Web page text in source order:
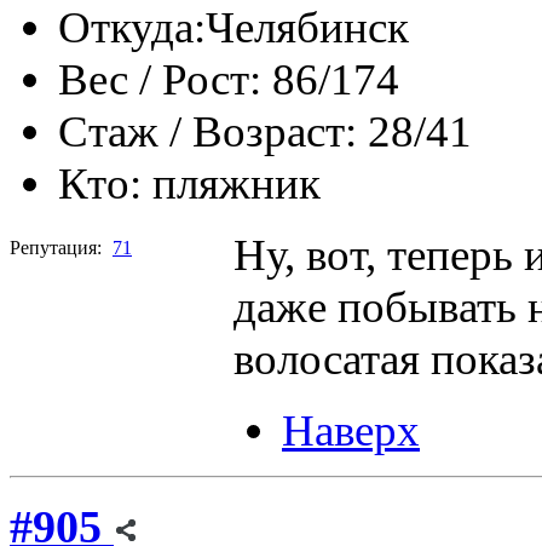
Откуда:Челябинск
Вес / Рост: 86/174
Стаж / Возраст: 28/41
Кто: пляжник
Репутация: 71
Ну, вот, теперь
даже побывать
волосатая
Наверх
#905